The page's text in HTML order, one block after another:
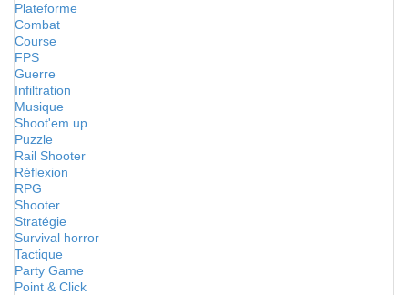
Plateforme
Combat
Course
FPS
Guerre
Infiltration
Musique
Shoot'em up
Puzzle
Rail Shooter
Réflexion
RPG
Shooter
Stratégie
Survival horror
Tactique
Party Game
Point & Click